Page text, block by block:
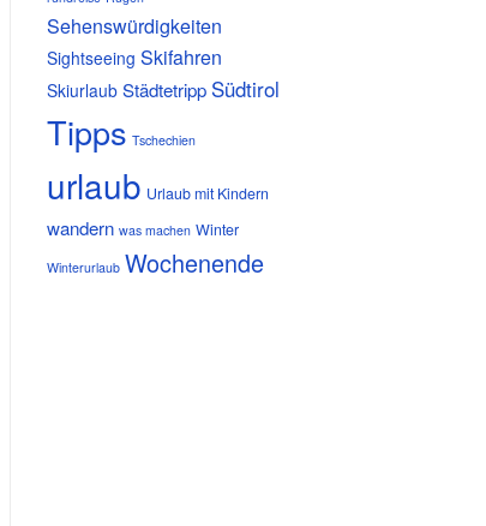
Sehenswürdigkeiten
Sightseeing Skifahren
Skiurlaub Städtetripp Südtirol
Tipps Tschechien
urlaub Urlaub mit Kindern
wandern was machen Winter
Winterurlaub Wochenende